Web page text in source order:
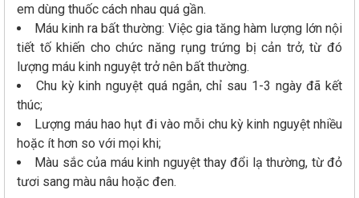
em dùng thuốc cách nhau quá gần.
Máu kinh ra bất thường: Việc gia tăng hàm lượng lớn nội
tiết tố khiến cho chức năng rụng trứng bị cản trở, từ đó
lượng máu kinh nguyệt trở nên bất thường.
Chu kỳ kinh nguyệt quá ngắn, chỉ sau 1-3 ngày đã kết
thúc;
Lượng máu hao hụt đi vào mỗi chu kỳ kinh nguyệt nhiều
hoặc ít hơn so với mọi khi;
Màu sắc của máu kinh nguyệt thay đổi lạ thường, từ đỏ
tươi sang màu nâu hoặc đen.